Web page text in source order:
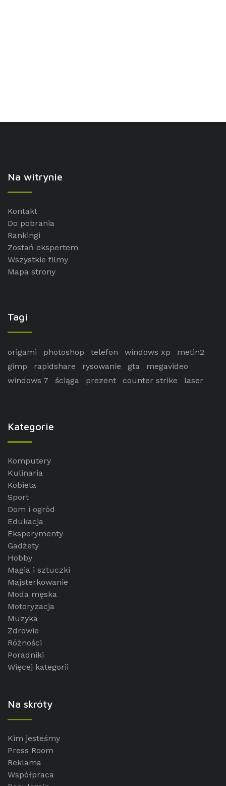
Na witrynie
Kontakt
Do pobrania
Rankingi
Zostań ekspertem
Wszystkie filmy
Mapa strony
Tagi
origami photoshop telefon windows xp
metin2
gimp
rapidshare rysowanie gta
megavideo
windows 7
ściąga prezent counter strike laser
Kategorie
Komputery
Kulinaria
Kobieta
Sport
Dom i ogród
Edukacja
Eksperymenty
Gadżety
Hobby
Magia i sztuczki
Majsterkowanie
Moda męska
Motoryzacja
Muzyka
Zdrowie
Różności
Poradniki
Więcej kategorii
Na skróty
Kim jesteśmy
Press Room
Reklama
Współpraca